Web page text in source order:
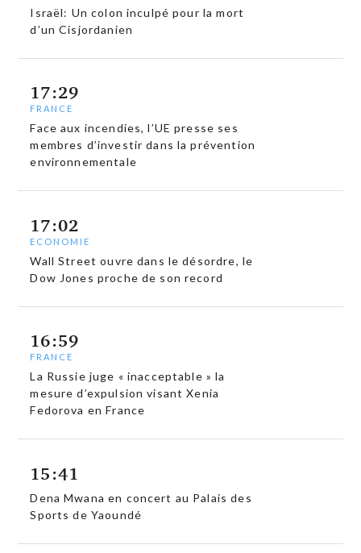
Israël: Un colon inculpé pour la mort
d’un Cisjordanien
17:29
FRANCE
Face aux incendies, l’UE presse ses
membres d’investir dans la prévention
environnementale
17:02
ECONOMIE
Wall Street ouvre dans le désordre, le
Dow Jones proche de son record
16:59
FRANCE
La Russie juge « inacceptable » la
mesure d’expulsion visant Xenia
Fedorova en France
15:41
Dena Mwana en concert au Palais des
Sports de Yaoundé